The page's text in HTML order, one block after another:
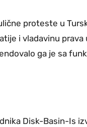
proteste u
i vladavinu prava
ga je sa
Disk-Basin-Is